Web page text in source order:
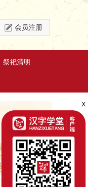
会员注册
X
祭祀清明